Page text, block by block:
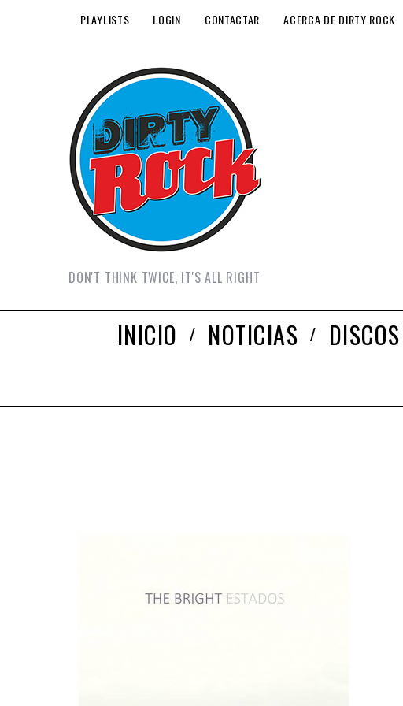
PLAYLISTS LOGIN CONTACTAR ACERCA DE DIRTY ROCK
DON'T THINK TWICE, IT'S ALL RIGHT
INICIO NOTICIAS DISCOS